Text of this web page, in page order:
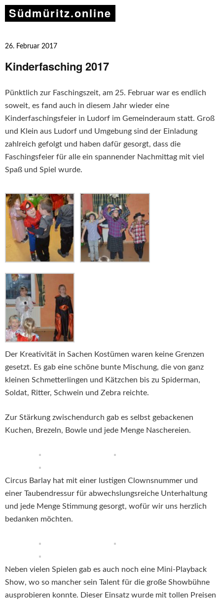
Südmüritz.online
26. Februar 2017
Kinderfasching 2017
Pünktlich zur Faschingszeit, am 25. Februar war es endlich
soweit, es fand auch in diesem Jahr wieder eine
Kinderfaschingsfeier in Ludorf im Gemeinderaum statt. Groß
und Klein aus Ludorf und Umgebung sind der Einladung
zahlreich gefolgt und haben dafür gesorgt, dass die
Faschingsfeier für alle ein spannender Nachmittag mit viel
Spaß und Spiel wurde.
Der Kreativität in Sachen Kostümen waren keine Grenzen
gesetzt. Es gab eine schöne bunte Mischung, die von ganz
kleinen Schmetterlingen und Kätzchen bis zu Spiderman,
Soldat, Ritter, Schwein und Zebra reichte.
Zur Stärkung zwischendurch gab es selbst gebackenen
Kuchen, Brezeln, Bowle und jede Menge Naschereien.
Circus Barlay hat mit einer lustigen Clownsnummer und
einer Taubendressur für abwechslungsreiche Unterhaltung
und jede Menge Stimmung gesorgt, wofür wir uns herzlich
bedanken möchten.
Neben vielen Spielen gab es auch noch eine Mini-Playback
Show, wo so mancher sein Talent für die große Showbühne
ausprobieren konnte. Dieser Einsatz wurde mit tollen Preisen